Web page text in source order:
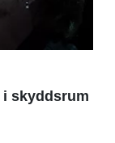
i skyddsrum